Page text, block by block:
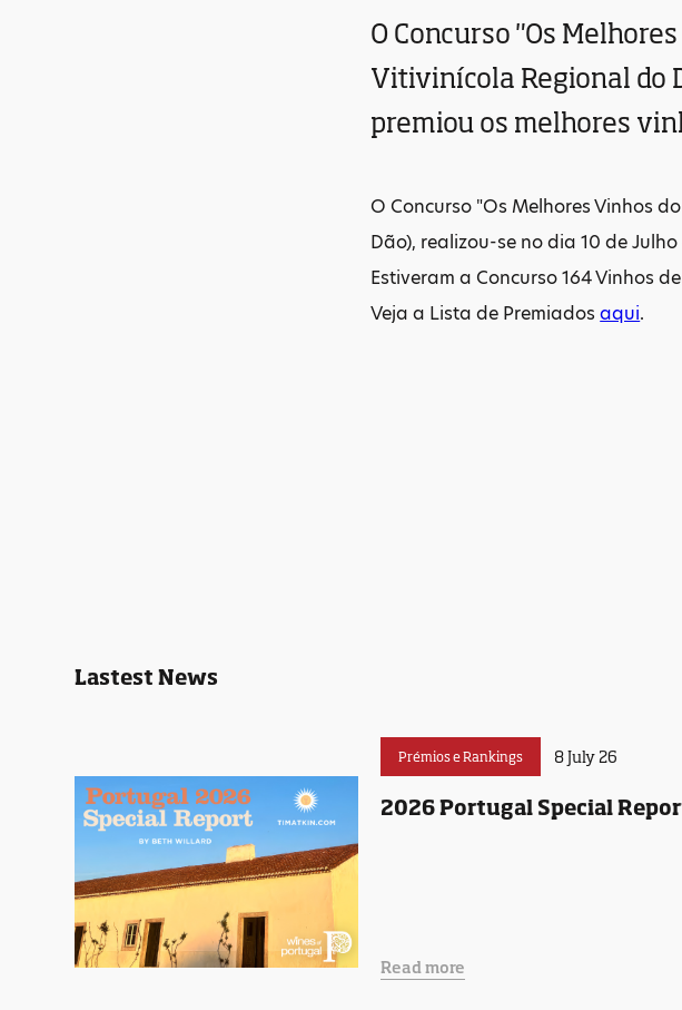
O Concurso "Os
Vitivinícola Regional do
premiou os melhores
O Concurso "Os Melhores Vinhos
Dão), realizou-se no dia 10 de
Estiveram a Concurso 164 Vinhos
Veja a Lista de Premiadosaqui.
Lastest News
Prémios e Rankings 8 July 26
2026 Portugal Special
Read more